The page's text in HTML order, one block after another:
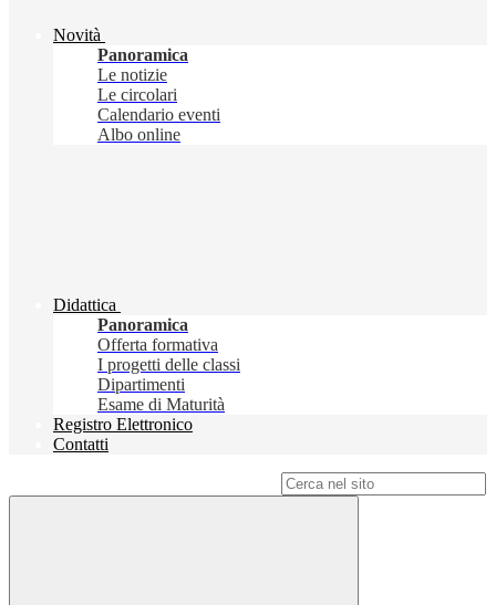
Novità
Panoramica
Le notizie
Le circolari
Calendario eventi
Albo online
Didattica
Panoramica
Offerta formativa
I progetti delle classi
Dipartimenti
Esame di Maturità
Registro Elettronico
Contatti